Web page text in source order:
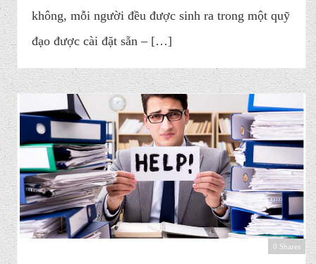
không, mỗi người đều được sinh ra trong một quỹ
đạo được cài đặt sẵn – […]
0 Shares